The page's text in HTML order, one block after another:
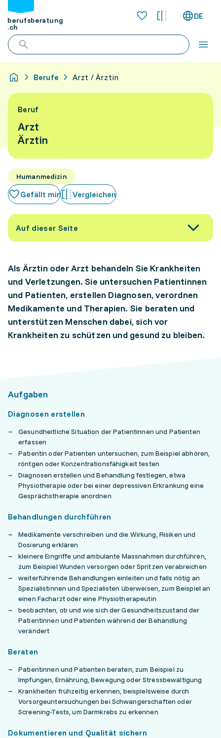
berufsberatung
.ch
DE
Berufe Arzt / Ärztin
Beruf
Arzt
Ärztin
Humanmedizin
Gefällt mir Vergleichen
Auf dieser Seite
Als Ärztin oder Arzt behandeln Sie Krankheiten
und Verletzungen. Sie untersuchen Patientinnen
und Patienten, erstellen Diagnosen, verordnen
Medikamente und Therapien. Sie beraten und
unterstützen Menschen dabei, sich vor
Krankheiten zu schützen und gesund zu bleiben.
Aufgaben
Diagnosen erstellen
Gesundheitliche Situation der Patientinnen und Patienten
erfassen
Patientin oder Patienten untersuchen, zum Beispiel abhören,
röntgen oder Konzentrationsfähigkeit testen
Diagnosen erstellen und Behandlung festlegen, etwa
Physiotherapie oder bei einer depressiven Erkrankung eine
Gesprächstherapie anordnen
Behandlungen durchführen
Medikamente verschreiben und die Wirkung, Risiken und
Dosierung erklären
kleinere Eingriffe und ambulante Massnahmen durchführen,
zum Beispiel Wunden versorgen oder Spritzen verabreichen
weiterführende Behandlungen einleiten und falls nötig an
Spezialistinnen und Spezialisten überweisen, zum Beispiel an
einen Facharzt oder eine Physiotherapeutin
beobachten, ob und wie sich der Gesundheitszustand der
Patientinnen und Patienten während der Behandlung
verändert
Beraten
Patientinnen und Patienten beraten, zum Beispiel zu
Impfungen, Ernährung, Bewegung oder Stressbewältigung
Krankheiten frühzeitig erkennen, beispielsweise durch
Vorsorgeuntersuchungen bei Schwangerschaften oder
Screening-Tests, um Darmkrebs zu erkennen
Dokumentieren und Qualität sichern